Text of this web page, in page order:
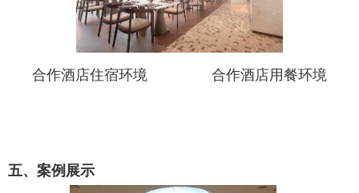
合作酒店住宿环境 合作酒店用餐环境
五、案例展示